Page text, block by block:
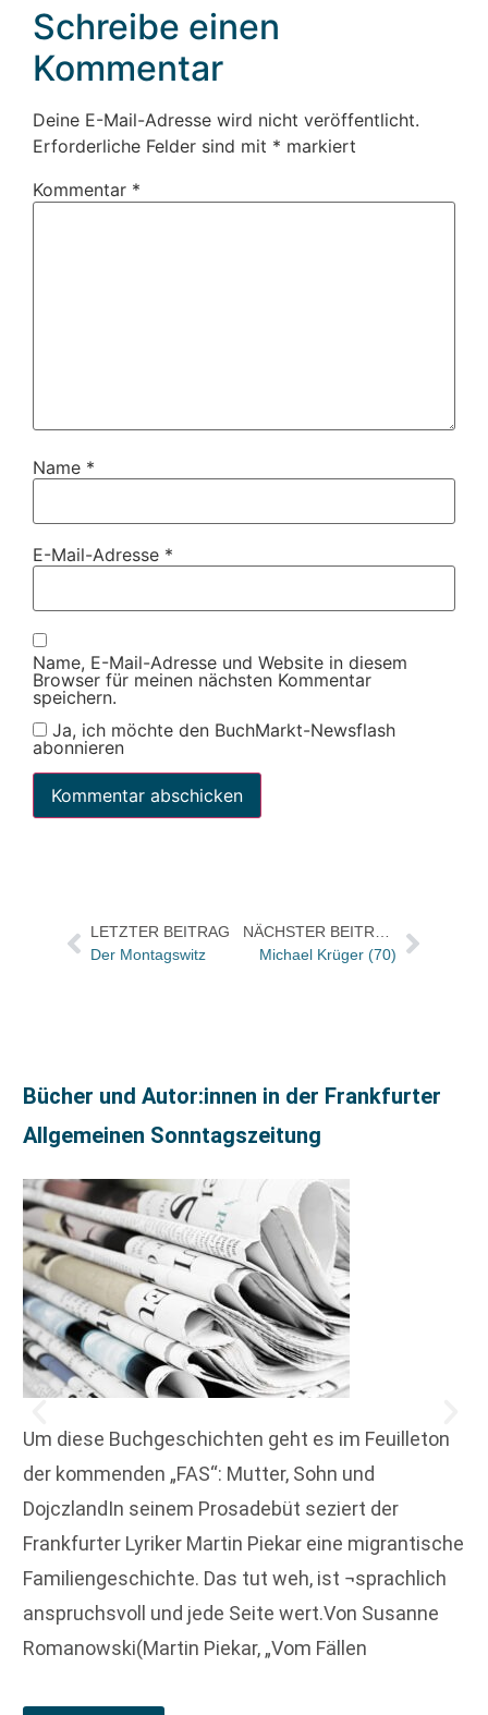
Schreibe einen
Kommentar
Deine E-Mail-Adresse wird nicht veröffentlicht.
Erforderliche Felder sind mit * markiert
Kommentar *
Name *
E-Mail-Adresse *
Name, E-Mail-Adresse und Website in diesem
Browser für meinen nächsten Kommentar
speichern.
Ja, ich möchte den BuchMarkt-Newsflash
abonnieren
LETZTER BEITRAG
Der Montagswitz
Michael Krüger (70)
Bücher und Autor:innen in der Frankfurter
Allgemeinen Sonntagszeitung
Um diese Buchgeschichten geht es im Feuilleton
der kommenden „FAS“: Mutter, Sohn und
DojczlandIn seinem Prosadebüt seziert der
Frankfurter Lyriker Martin Piekar eine migrantische
Familiengeschichte. Das tut weh, ist ¬sprachlich
anspruchsvoll und jede Seite wert.Von Susanne
Romanowski(Martin Piekar, „Vom Fällen